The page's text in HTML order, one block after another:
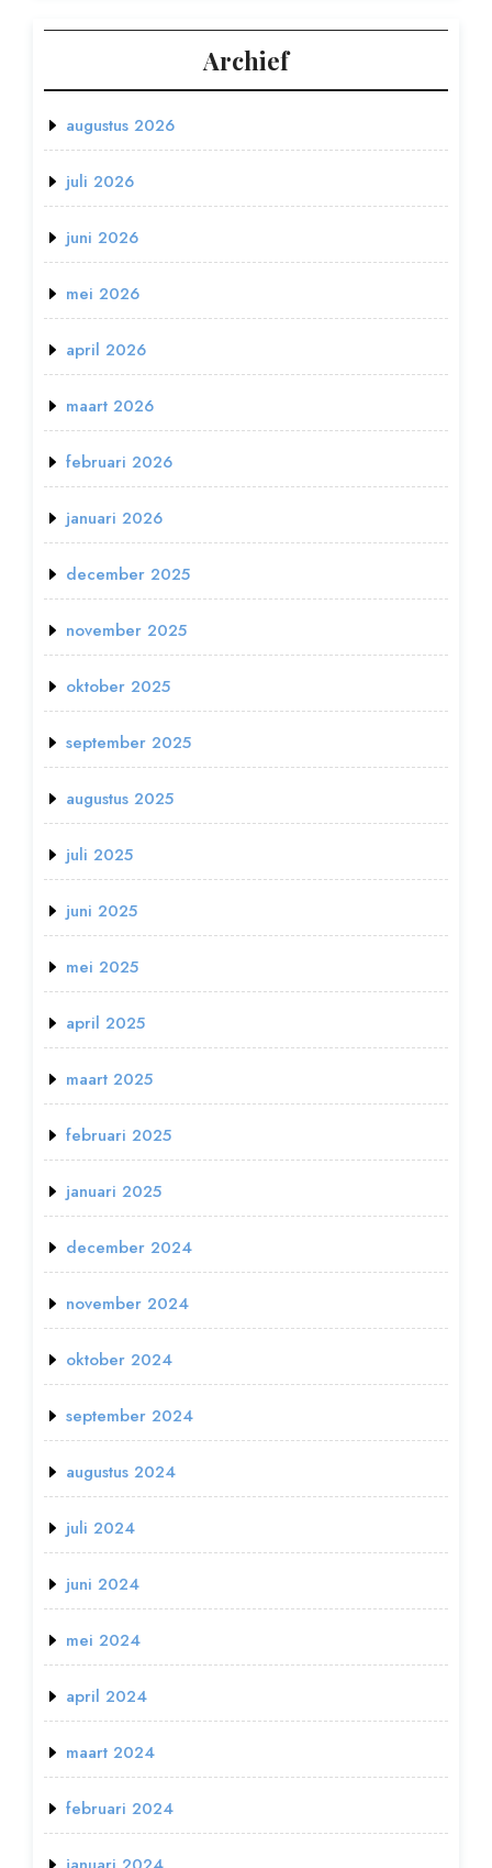
Archief
augustus 2026
juli 2026
juni 2026
mei 2026
april 2026
maart 2026
februari 2026
januari 2026
december 2025
november 2025
oktober 2025
september 2025
augustus 2025
juli 2025
juni 2025
mei 2025
april 2025
maart 2025
februari 2025
januari 2025
december 2024
november 2024
oktober 2024
september 2024
augustus 2024
juli 2024
juni 2024
mei 2024
april 2024
maart 2024
februari 2024